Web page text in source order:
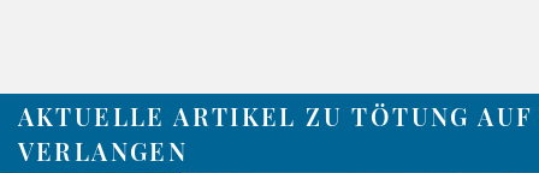
AKTUELLE ARTIKEL ZU TÖTUNG AUF
VERLANGEN